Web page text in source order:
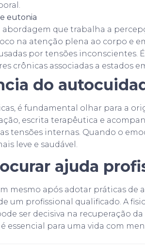
eutonia
abordagem que trabalha a
na atenção plena ao corpo e
por tensões inconscientes.
crônicas associadas a estados
do
é fundamental olhar para a
escrita terapêutica e
tensões internas. Quando o
leve e saudável.
ajuda
mesmo após adotar práticas
um profissional qualificado. A
ser decisiva na recuperação
essencial para uma vida com